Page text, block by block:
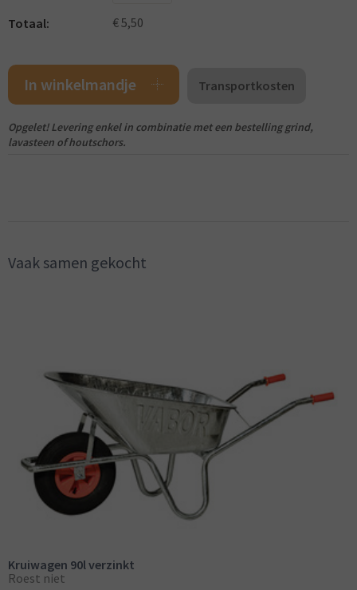
Totaal: € 5,50
In winkelmandje Transportkosten
Opgelet! Levering enkel in combinatie met een bestelling grind,
lavasteen of houtschors.
Vaak samen gekocht
Kruiwagen 90l verzinkt
Roest niet